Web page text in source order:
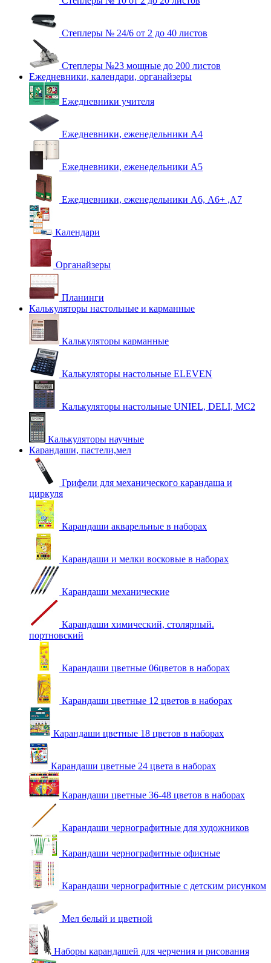
Степлеры № 24/6 от 2 до 40 листов
Степлеры №23 мощные до 200 листов
Ежедневники, календари, органайзеры
Ежедневники учителя
Ежедневники, еженедельники А4
Ежедневники, еженедельники А5
Ежедневники, еженедельники А6, А6+ ,А7
Календари
Органайзеры
Планинги
Калькуляторы настольные и карманные
Калькуляторы карманные
Калькуляторы настольные ELEVEN
Калькуляторы настольные UNIEL, DELI, MC2
Калькуляторы научные
Карандаши, пастели,мел
Грифели для механического карандаша и
циркуля
Карандаши акварельные в наборах
Карандаши и мелки восковые в наборах
Карандаши механические
Карандаши химический, столярный.
портновский
Карандаши цветные 06цветов в наборах
Карандаши цветные 12 цветов в наборах
Карандаши цветные 18 цветов в наборах
Карандаши цветные 24 цвета в наборах
Карандаши цветные 36-48 цветов в наборах
Карандаши чернографитные для художников
Карандаши чернографитные офисные
Карандаши чернографитные с детским рисунком
Мел белый и цветной
Наборы карандашей для черчения и рисования